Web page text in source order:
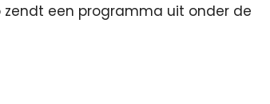
zendt een programma uit onder de